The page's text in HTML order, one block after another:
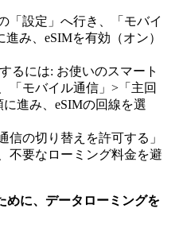
「設定」へ行き、「モバイ
み、eSIMを有効（オン）
るには: お使いのスマート
「モバイル通信」>「主回
進み、eSIMの回線を選
信の切り替えを許可する」
不要なローミング料金を避
めに、データローミングを